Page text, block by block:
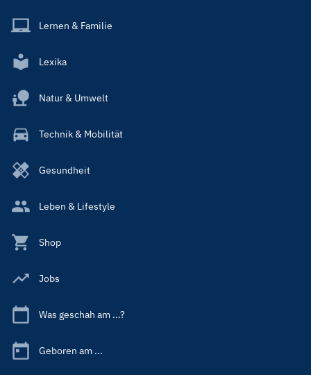
Lernen & Familie
Lexika
Natur & Umwelt
Technik & Mobilität
Gesundheit
Leben & Lifestyle
Shop
Jobs
Was geschah am ...?
Geboren am ...